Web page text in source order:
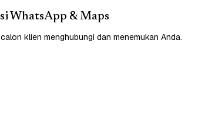
WhatsApp & Maps
klien menghubungi dan menemukan Anda.